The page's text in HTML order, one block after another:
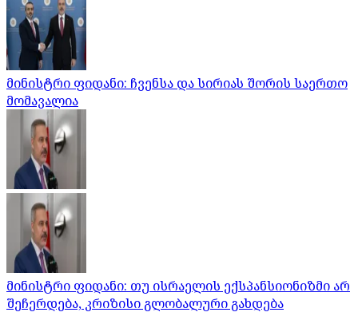
მინისტრი ფიდანი: ჩვენსა და სირიას შორის საერთო
მომავალია
მინისტრი ფიდანი: თუ ისრაელის ექსპანსიონიზმი არ
შეჩერდება, კრიზისი გლობალური გახდება